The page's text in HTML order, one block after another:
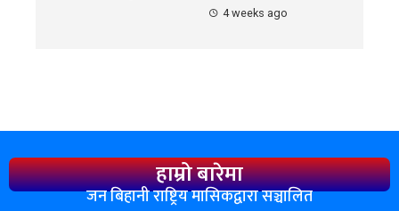
4 weeks ago
हाम्रो बारेमा
जन बिहानी राष्ट्रिय मासिकद्वारा सञ्चालित